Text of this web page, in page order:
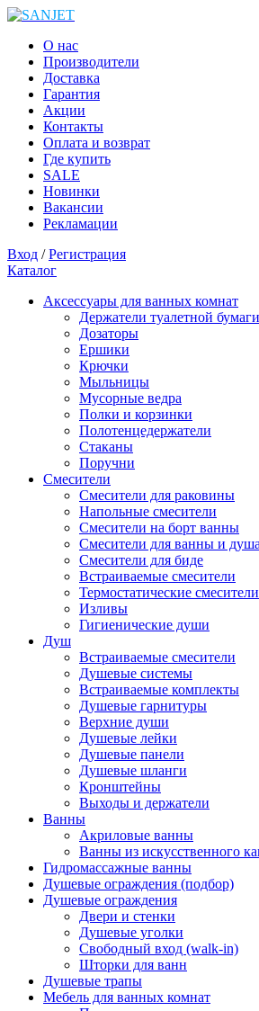
О нас
Производители
Доставка
Гарантия
Акции
Контакты
Оплата и возврат
Где купить
SALE
Новинки
Вакансии
Рекламации
Вход /Регистрация
Каталог
Аксессуары для ванных комнат
Держатели туалетной бумаги
Дозаторы
Ершики
Крючки
Мыльницы
Мусорные ведра
Полки и корзинки
Полотенцедержатели
Стаканы
Поручни
Смесители
Смесители для раковины
Напольные смесители
Смесители на борт ванны
Смесители для ванны и душа
Смесители для биде
Встраиваемые смесители
Термостатические смесители
Изливы
Гигиенические души
Душ
Встраиваемые смесители
Душевые системы
Встраиваемые комплекты
Душевые гарнитуры
Верхние души
Душевые лейки
Душевые панели
Душевые шланги
Кронштейны
Выходы и держатели
Ванны
Акриловые ванны
Ванны из искусственного
Гидромассажные ванны
Душевые ограждения (подбор)
Душевые ограждения
Двери и стенки
Душевые уголки
Свободный вход (walk-in)
Шторки для ванн
Душевые трапы
Мебель для ванных комнат